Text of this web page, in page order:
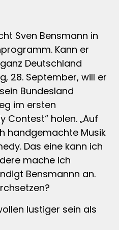
Sven Bensmann in
Kann er
Deutschland
28. September, will er
Bundesland
im ersten
Contest“ holen. „Auf
handgemachte Musik
Das eine kann ich
mache ich
Bensmannn an.
lustiger sein als